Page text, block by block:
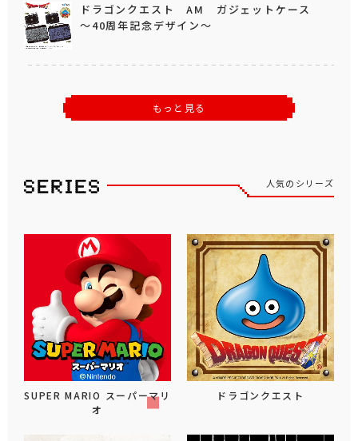
ドラゴンクエスト AM ガジェットケース
～40周年記念デザイン～
もっと見る
人気のシリーズ
SUPER MARIO スーパーマリ
オ
ドラゴンクエスト